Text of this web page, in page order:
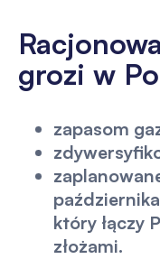
grozi w
zapasom
który łączy
złożami.